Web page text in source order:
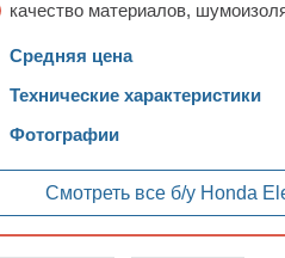
качество материалов,
Средняя цена
Технические характеристики
Фотографии
Смотреть все б/у Honda